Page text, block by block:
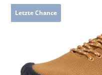
Letzte Chance